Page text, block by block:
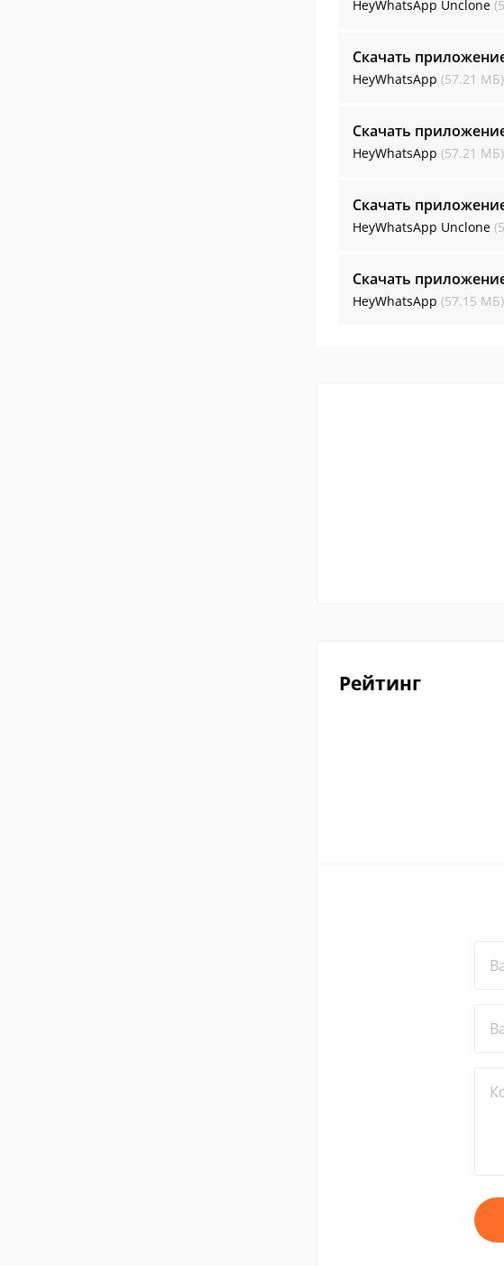
HeyWhatsApp Unclone
Скачать
HeyWhatsApp (57.21 МБ)
Скачать
HeyWhatsApp (57.21 МБ)
Скачать
HeyWhatsApp Unclone
Скачать
HeyWhatsApp (57.15 МБ)
Рейтинг